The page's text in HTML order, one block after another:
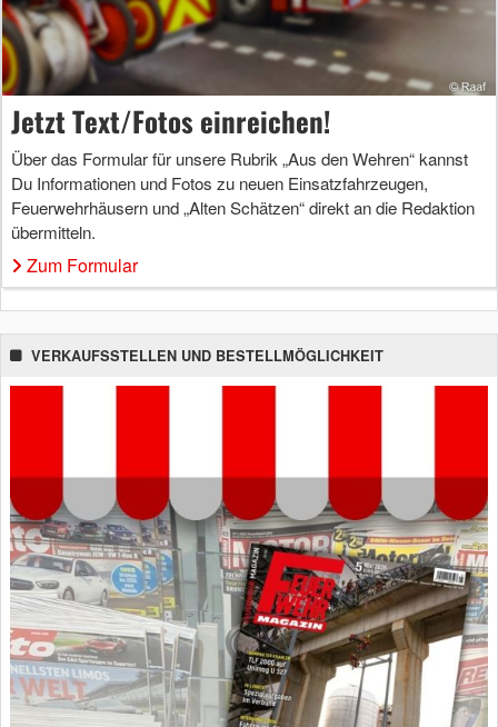
Jetzt Text/Fotos einreichen!
Über das Formular für unsere Rubrik „Aus den Wehren“ kannst
Du Informationen und Fotos zu neuen Einsatzfahrzeugen,
Feuerwehrhäusern und „Alten Schätzen“ direkt an die Redaktion
übermitteln.
Zum Formular
VERKAUFSSTELLEN UND BESTELLMÖGLICHKEIT